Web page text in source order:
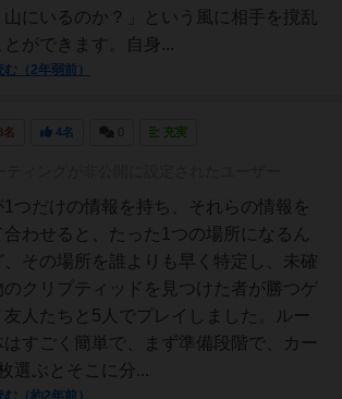
山にいるのか？」という風に相手を撹乱
とができます。自身...
（2年弱前）
名 4名 充実
1つだけの情報を持ち、それらの情報を
合わせると、たった1つの場所になるん
、その場所を誰よりも早く特定し、未確
のクリプティッドを見つけた者が勝つゲ
友人たちと5人でプレイしました。ルー
はすごく簡単で、まず準備段階で、カー
選ぶとそこに分...
（約2年前）